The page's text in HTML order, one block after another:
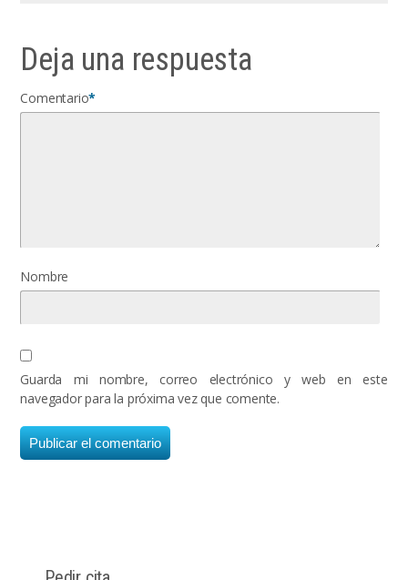
Deja una respuesta
Comentario*
Nombre
Guarda mi nombre, correo electrónico y web en este
navegador para la próxima vez que comente.